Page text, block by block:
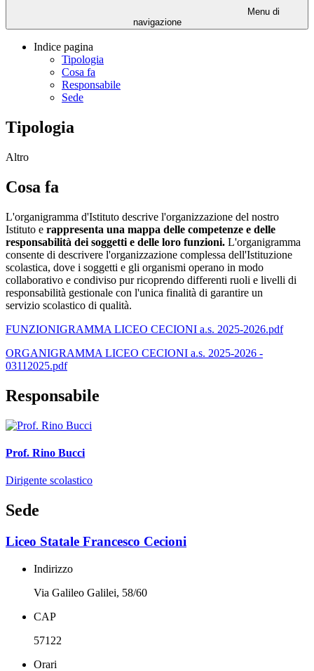
Menu di
navigazione
Indice pagina
Tipologia
Cosa fa
Responsabile
Sede
Tipologia
Altro
Cosa fa
L'organigramma d'Istituto descrive l'organizzazione del nostro
Istituto e rappresenta una mappa delle competenze e delle
responsabilità dei soggetti e delle loro funzioni. L'organigramma
consente di descrivere l'organizzazione complessa dell'Istituzione
scolastica, dove i soggetti e gli organismi operano in modo
collaborativo e condiviso pur ricoprendo differenti ruoli e livelli di
responsabilità gestionale con l'unica finalità di garantire un
servizio scolastico di qualità.
FUNZIONIGRAMMA LICEO CECIONI a.s. 2025-2026.pdf
ORGANIGRAMMA LICEO CECIONI a.s. 2025-2026 -
03112025.pdf
Responsabile
Prof. Rino Bucci
Dirigente scolastico
Sede
Liceo Statale Francesco Cecioni
Indirizzo
Via Galileo Galilei, 58/60
CAP
57122
Orari